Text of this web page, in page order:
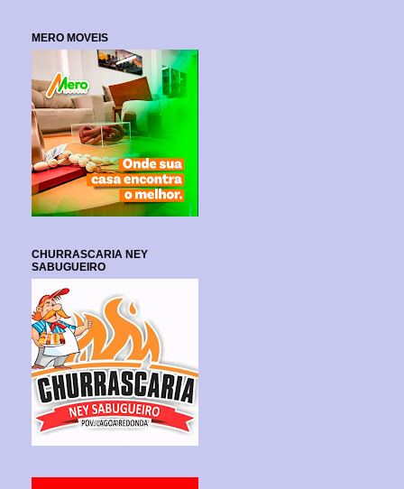
MERO MOVEIS
CHURRASCARIA NEY
SABUGUEIRO